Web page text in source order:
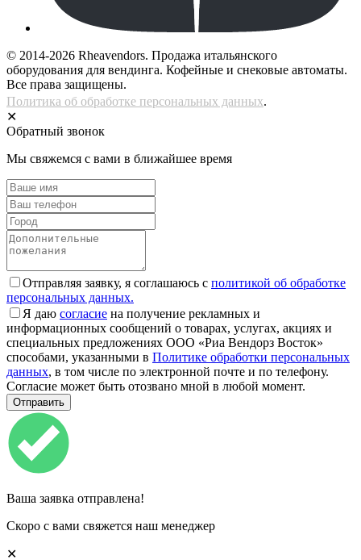
© 2014-2026 Rheavendors. Продажа итальянского
оборудования для вендинга. Кофейные и снековые автоматы.
Все права защищены.
Политика об обработке персональных данных.
✕
Обратный звонок
Мы свяжемся с вами в ближайшее время
Отправляя заявку, я соглашаюсь с политикой об обработке
персональных данных.
Я даю согласие на получение рекламных и
информационных сообщений о товарах, услугах, акциях и
специальных предложениях ООО «Риа Вендорз Восток»
способами, указанными в Политике обработки персональных
данных, в том числе по электронной почте и по телефону.
Согласие может быть отозвано мной в любой момент.
Ваша заявка отправлена!
Скоро с вами свяжется наш менеджер
✕